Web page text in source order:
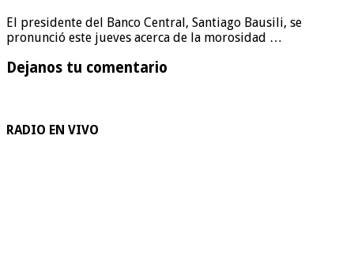
El presidente del Banco Central, Santiago Bausili, se
pronunció este jueves acerca de la morosidad …
Dejanos tu comentario
RADIO EN VIVO